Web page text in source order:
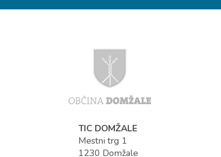
TIC DOMŽALE
Mestni trg 1
1230 Domžale